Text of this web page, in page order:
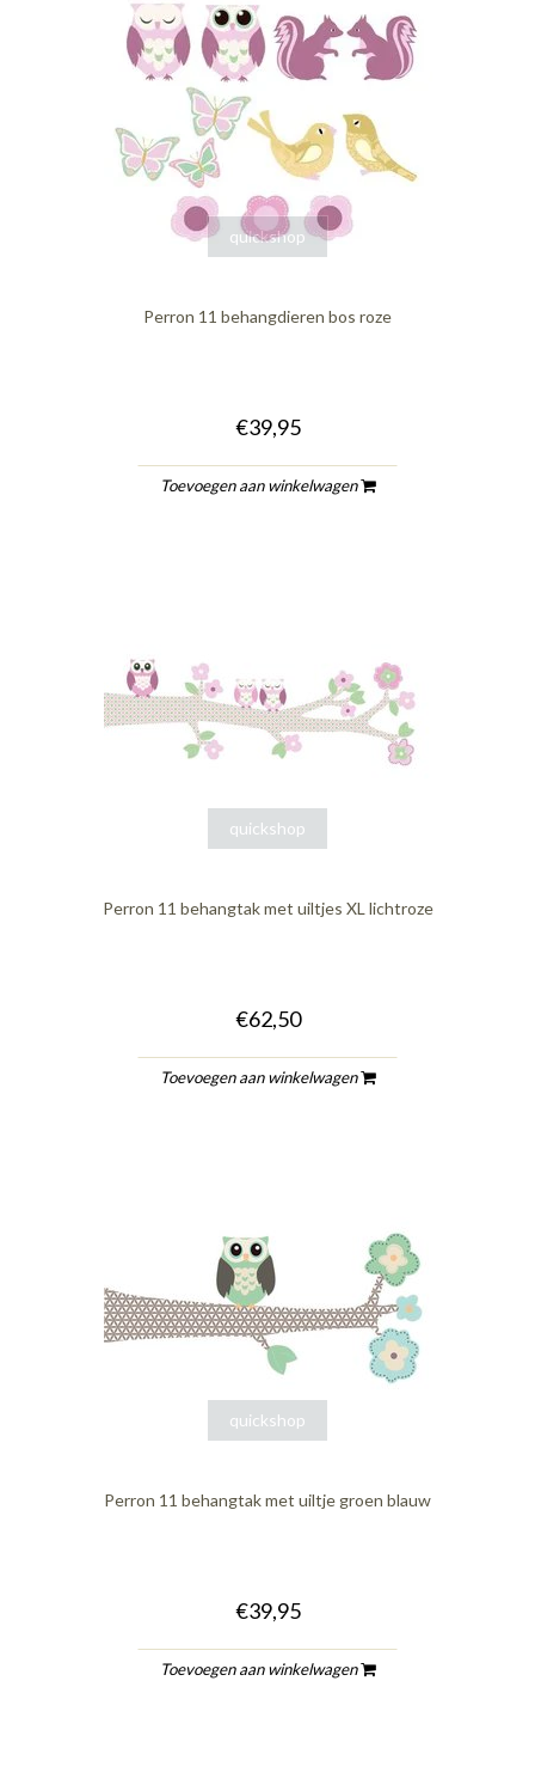
quickshop
Perron 11 behangdieren bos roze
€39,95
Toevoegen aan winkelwagen
quickshop
Perron 11 behangtak met uiltjes XL lichtroze
€62,50
Toevoegen aan winkelwagen
quickshop
Perron 11 behangtak met uiltje groen blauw
€39,95
Toevoegen aan winkelwagen